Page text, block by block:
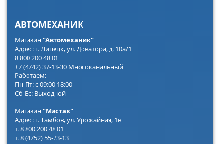
АВТОМЕХАНИК
Магазин"Автомеханик"
Адрес: г. Липецк, ул. Доватора, д. 10а/1
8 800 200 48 01
+7 (4742) 37-13-30 Многоканальный
Работаем:
Пн-Пт: с 09:00-18:00
Сб-Вс: Выходной
Магазин"Мастак"
Адрес: г. Тамбов, ул. Урожайная, 1в
т. 8 800 200 48 01
т. 8 (4752) 55-73-13